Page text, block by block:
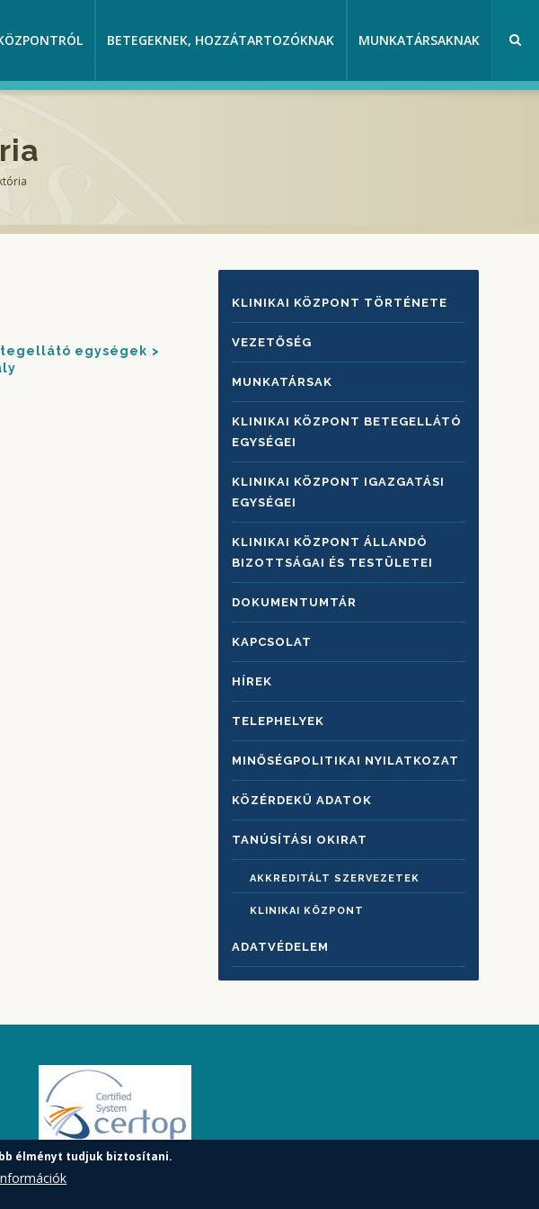
BETEGEKNEK, HOZZÁTARTOZÓKNAK MUNKATÁRSAKNAK
egységek
KLINIKAI
KÖZPONTRÓL
KLINIKAI KÖZPONT TÖRTÉNETE
VEZETŐSÉG
MUNKATÁRSAK
KLINIKAI KÖZPONT BETEGELLÁTÓ
EGYSÉGEI
KLINIKAI KÖZPONT IGAZGATÁSI
EGYSÉGEI
KLINIKAI KÖZPONT ÁLLANDÓ
BIZOTTSÁGAI ÉS TESTÜLETEI
DOKUMENTUMTÁR
KAPCSOLAT
HÍREK
TELEPHELYEK
MINŐSÉGPOLITIKAI NYILATKOZAT
KÖZÉRDEKŰ ADATOK
TANÚSÍTÁSI OKIRAT
AKKREDITÁLT SZERVEZETEK
KLINIKAI KÖZPONT
ADATVÉDELEM
élményt tudjuk biztosítani.